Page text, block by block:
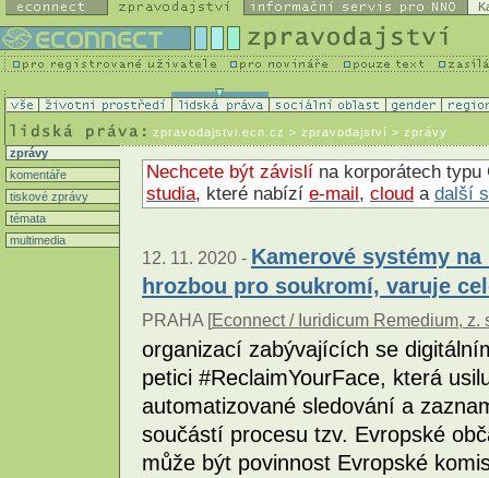
zpravodajstvi.ecn.cz > zpravodajství > zprávy
zprávy
komentáře
tiskové zprávy
témata
multimedia
Nechcete být závislí na korporátech
studia, které nabízí e-mail, cloud a další
12. 11. 2020 - Kamerové systémy
hrozbou pro soukromí, varuje
PRAHA [Econnect / Iuridicum Remedium, z.
organizací zabývajících se
petici #ReclaimYourFace, která
automatizované sledování a
součástí procesu tzv. Evropské
může být povinnost Evropské